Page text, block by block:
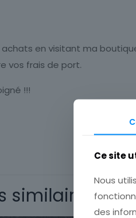
achats en visitant ma
vos frais de port.
!!!
Timbres
Type
Sous-type
similaires
Ce site
Nous
des